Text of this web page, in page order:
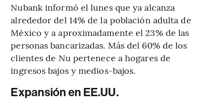
Nubank informó el lunes que ya alcanza
alrededor del 14% de la población adulta de
México y a aproximadamente el 23% de las
personas bancarizadas. Más del 60% de los
clientes de Nu pertenece a hogares de
ingresos bajos y medios-bajos.
Expansión en EE.UU.